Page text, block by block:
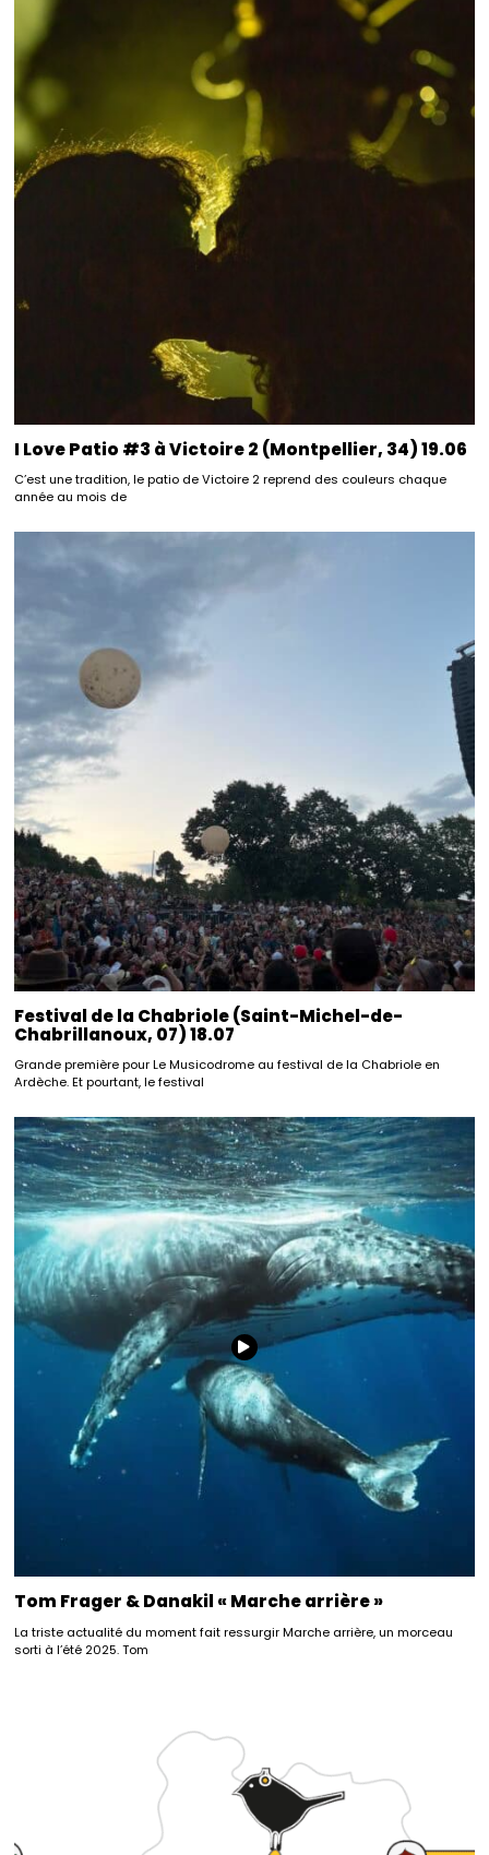
I Love Patio #3 à Victoire 2 (Montpellier, 34) 19.06
C’est une tradition, le patio de Victoire 2 reprend des couleurs chaque
année au mois de
Festival de la Chabriole (Saint-Michel-de-
Chabrillanoux, 07) 18.07
Grande première pour Le Musicodrome au festival de la Chabriole en
Ardèche. Et pourtant, le festival
Tom Frager & Danakil « Marche arrière »
La triste actualité du moment fait ressurgir Marche arrière, un morceau
sorti à l’été 2025. Tom